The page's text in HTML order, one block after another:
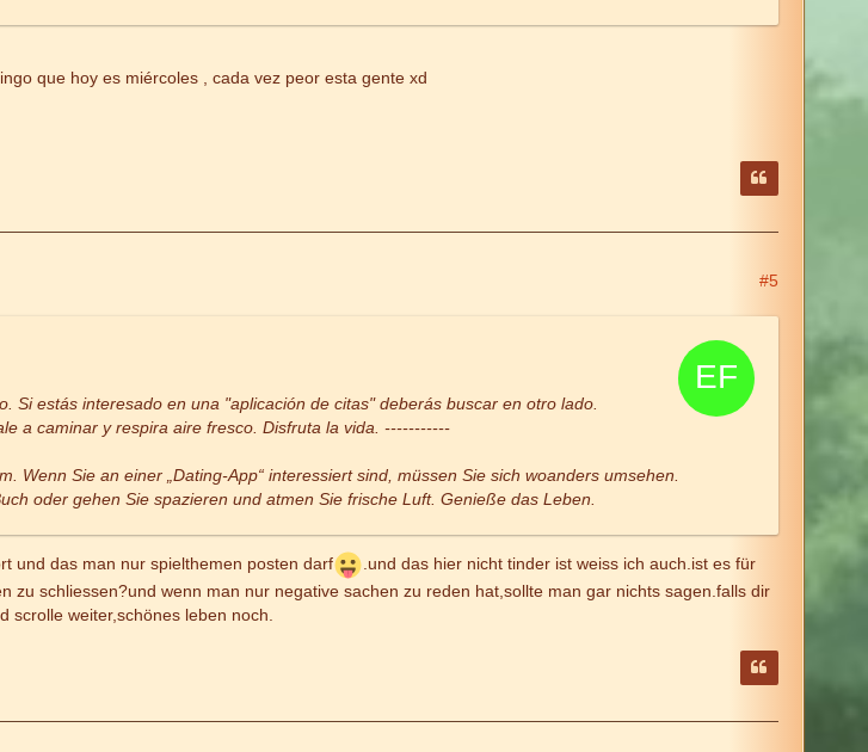
que hoy es miércoles , cada vez peor esta gente xd
#5
Si estás interesado en una "aplicación de citas" deberás buscar en otro lado.
a caminar y respira aire fresco. Disfruta la vida. -----------
Wenn Sie an einer „Dating-App“ interessiert sind, müssen Sie sich woanders umsehen.
oder gehen Sie spazieren und atmen Sie frische Luft. Genieße das Leben.
und das man nur spielthemen posten darf
.und das hier nicht tinder ist weiss ich auch.ist es für
zu schliessen?und wenn man nur negative sachen zu reden hat,sollte man gar nichts sagen.falls dir
scrolle weiter,schönes leben noch.